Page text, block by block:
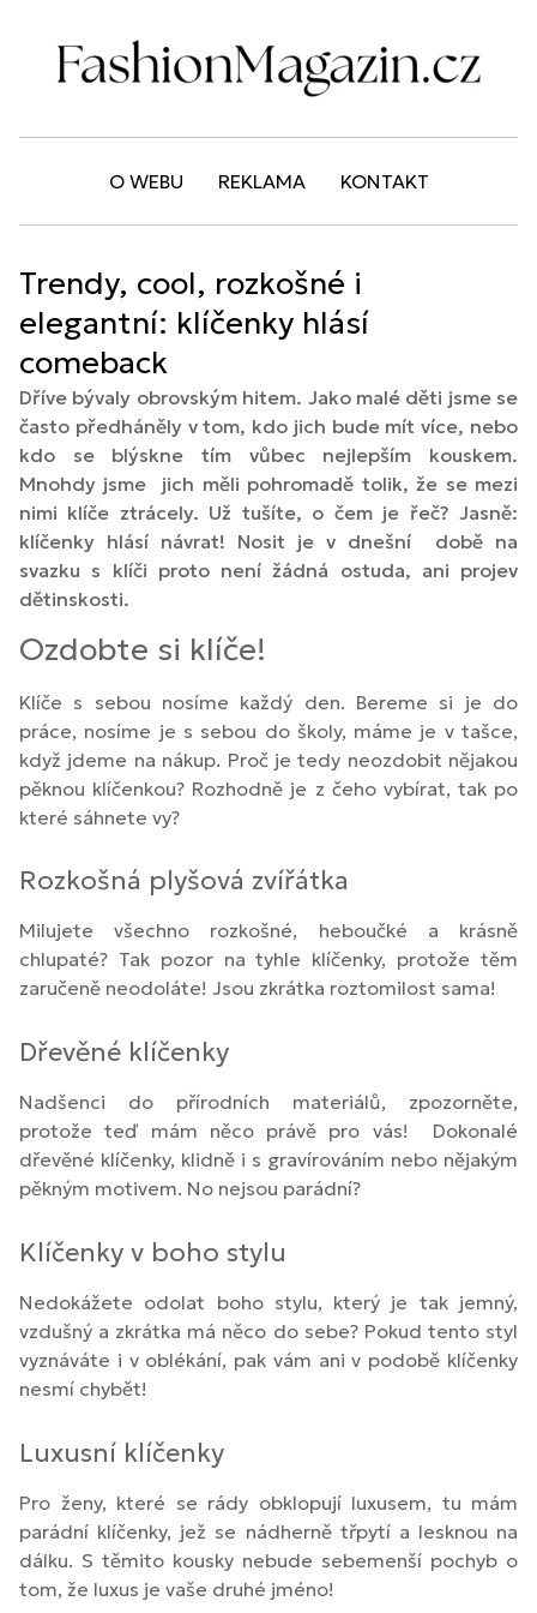
O WEBU REKLAMA KONTAKT
Trendy, cool, rozkošné i
elegantní: klíčenky hlásí
comeback
Dříve bývaly obrovským hitem. Jako malé děti jsme se
často předháněly v tom, kdo jich bude mít více, nebo
kdo se blýskne tím vůbec nejlepším kouskem.
Mnohdy jsme jich měli pohromadě tolik, že se mezi
nimi klíče ztrácely. Už tušíte, o čem je řeč? Jasně:
klíčenky hlásí návrat! Nosit je v dnešní době na
svazku s klíči proto není žádná ostuda, ani projev
dětinskosti.
Ozdobte si klíče!
Klíče s sebou nosíme každý den. Bereme si je do
práce, nosíme je s sebou do školy, máme je v tašce,
když jdeme na nákup. Proč je tedy neozdobit nějakou
pěknou klíčenkou? Rozhodně je z čeho vybírat, tak po
které sáhnete vy?
Rozkošná plyšová zvířátka
Milujete všechno rozkošné, heboučké a krásně
chlupaté? Tak pozor na tyhle klíčenky, protože těm
zaručeně neodoláte! Jsou zkrátka roztomilost sama!
Dřevěné klíčenky
Nadšenci do přírodních materiálů, zpozorněte,
protože teď mám něco právě pro vás! Dokonalé
dřevěné klíčenky, klidně i s gravírováním nebo nějakým
pěkným motivem. No nejsou parádní?
Klíčenky v boho stylu
Nedokážete odolat boho stylu, který je tak jemný,
vzdušný a zkrátka má něco do sebe? Pokud tento styl
vyznáváte i v oblékání, pak vám ani v podobě klíčenky
nesmí chybět!
Luxusní klíčenky
Pro ženy, které se rády obklopují luxusem, tu mám
parádní klíčenky, jež se nádherně třpytí a lesknou na
dálku. S těmito kousky nebude sebemenší pochyb o
tom, že luxus je vaše druhé jméno!